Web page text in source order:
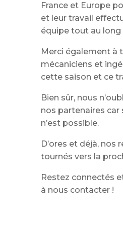
France et Europe
et leur travail
équipe tout au long
Merci également à
mécaniciens et
cette saison et ce
Bien sûr, nous
nos partenaires car
n’est possible.
D’ores et déjà, nos
tournés vers la
Restez connectés
à nous contacter !